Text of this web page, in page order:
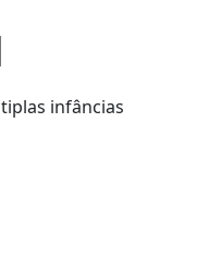
infâncias